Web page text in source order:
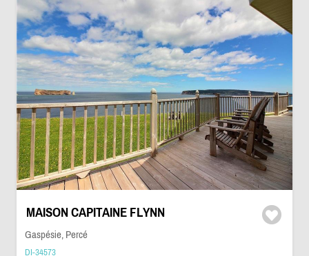
MAISON CAPITAINE FLYNN
Gaspésie, Percé
DI-34573